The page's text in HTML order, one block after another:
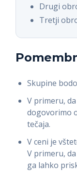
Drugi
Tretji
Skupine
V primeru,
dogovorimo
tečaja.
V ceni je
V primeru,
ga lahko